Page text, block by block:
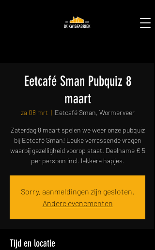
Eetcafé Sman Pubquiz 8
maart
za 08 mrt
  |
Eetcafé Sman, Wormerveer
Zaterdag 8 maart spelen we weer onze pubquiz
bij Eetcafé Sman! Leuke verrassende vragen
waarbij gezelligheid voorop staat. Deelname € 5
per persoon incl. lekkere hapjes.
Sorry, aanmeldingen zijn gesloten.
Andere evenementen
Tijd en locatie